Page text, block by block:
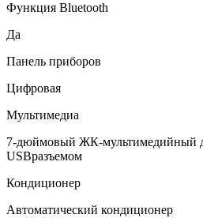
Функция Bluetooth
Да
Панель приборов
Цифровая
Мультимедиа
7-дюймовый ЖК-мультимедийный
USBразъемом
Кондиционер
Автоматический кондиционер